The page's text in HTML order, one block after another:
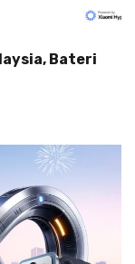
Bateri